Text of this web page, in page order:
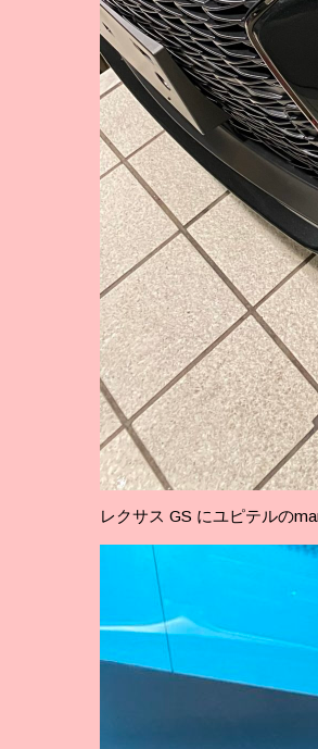
レクサス GS にユピテルの